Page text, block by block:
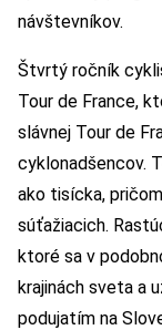
návštevníkov.
Štvrtý ročník
Tour de France,
slávnej Tour de
cyklonadšencov.
ako tisícka,
súťažiacich.
ktoré sa v
krajinách sveta a
podujatím na